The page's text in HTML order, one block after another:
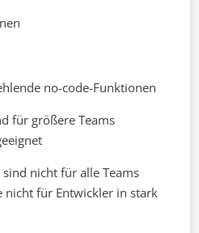
no-code-Funktionen
für größere Teams
sind nicht für alle Teams
nicht für Entwickler in stark